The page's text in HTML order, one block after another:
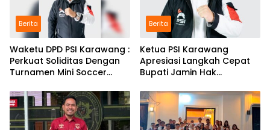
Berita
Waketu DPD PSI Karawang :
Perkuat Soliditas Dengan
Turnamen Mini Soccer
Berita
Ketua PSI Karawang
Apresiasi Langkah Cepat
Bupati Jamin Hak